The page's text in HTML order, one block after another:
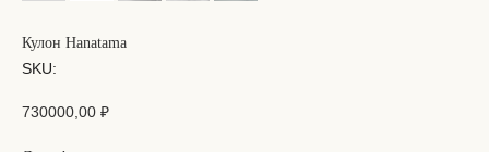
Кулон Hanatama
SKU:
730000,00 ₽